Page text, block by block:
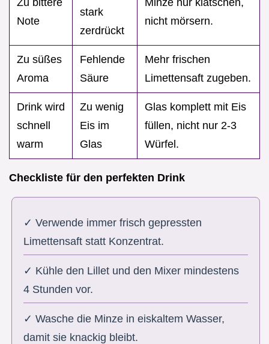
Zu bittere
Note
stark
zerdrückt
Minze nur klatschen,
nicht mörsern.
Zu süßes
Aroma
Fehlende
Säure
Mehr frischen
Limettensaft zugeben.
Drink wird
schnell
warm
Zu wenig
Eis im
Glas
Glas komplett mit Eis
füllen, nicht nur 2-3
Würfel.
Checkliste für den perfekten Drink
✓ Verwende immer frisch gepressten
Limettensaft statt Konzentrat.
✓ Kühle den Lillet und den Mixer mindestens
4 Stunden vor.
✓ Wasche die Minze in eiskaltem Wasser,
damit sie knackig bleibt.